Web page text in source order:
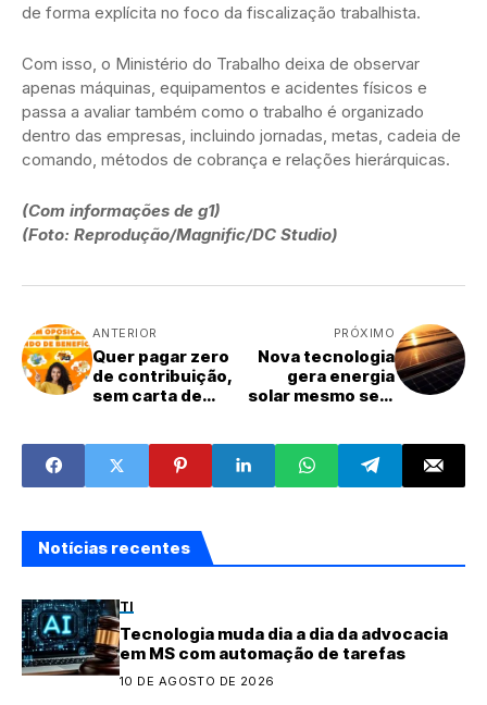
de forma explícita no foco da fiscalização trabalhista.
Com isso, o Ministério do Trabalho deixa de observar
apenas máquinas, equipamentos e acidentes físicos e
passa a avaliar também como o trabalho é organizado
dentro das empresas, incluindo jornadas, metas, cadeia de
comando, métodos de cobrança e relações hierárquicas.
(Com informações de g1)
(Foto: Reprodução/Magnific/DC Studio)
ANTERIOR
Quer pagar zero
de contribuição,
sem carta de
benefícios? Vem
pra Bee Fenati!
PRÓXIMO
Nova tecnologia
gera energia
solar mesmo sem
Notícias recentes
TI
Tecnologia muda dia a dia da advocacia
em MS com automação de tarefas
10 DE AGOSTO DE 2026